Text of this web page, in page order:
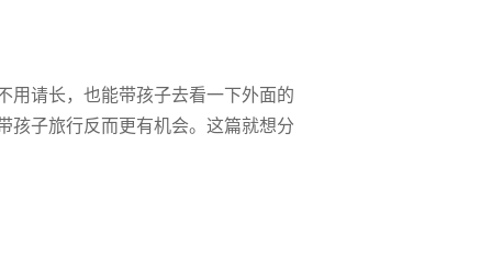
请长，也能带孩子去看一下外面的
孩子旅行反而更有机会。这篇就想分